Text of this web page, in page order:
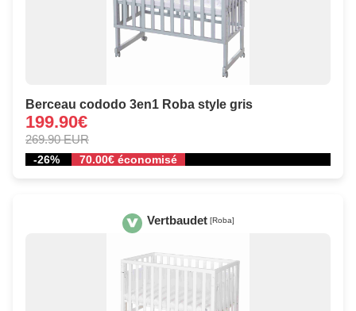
Berceau cododo 3en1 Roba style gris
199.90€
269.90 EUR
-26% 70.00€ économisé
Vertbaudet [Roba]